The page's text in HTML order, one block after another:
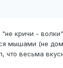
кричи -
мышами (не
что весьма